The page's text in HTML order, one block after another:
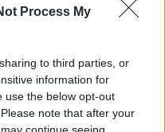
Process My
to third parties, or
information for
use the below opt-out
note that after your